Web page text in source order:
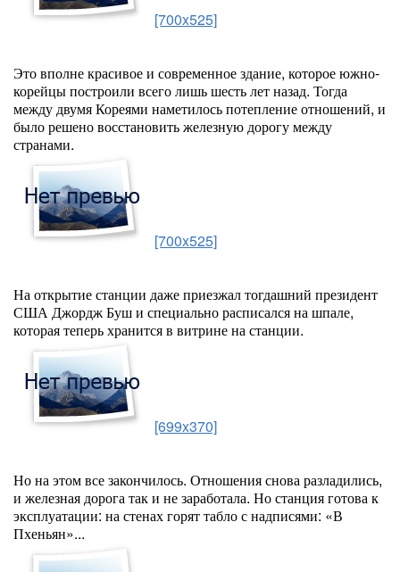
[700x525]
Это вполне красивое и современное здание, которое южно-
корейцы построили всего лишь шесть лет назад. Тогда
между двумя Кореями наметилось потепление отношений, и
было решено восстановить железную дорогу между
странами.
[700x525]
На открытие станции даже приезжал тогдашний президент
США Джордж Буш и специально расписался на шпале,
которая теперь хранится в витрине на станции.
[699x370]
Но на этом все закончилось. Отношения снова разладились,
и железная дорога так и не заработала. Но станция готова к
эксплуатации: на стенах горят табло с надписями: «В
Пхеньян»...